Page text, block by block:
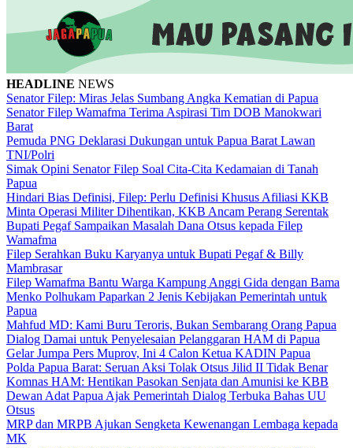
HEADLINE NEWS
Senator Filep: Miras Jelas Sumbang Angka Kematian di Papua
Senator Filep Wamafma Terima Aspirasi Tim DOB Manokwari
Barat
Pemuda PNG Deklarasi Dukungan untuk Papua Barat Lawan
TNI/Polri
Simak Opini Senator Filep Soal Cita-Cita Kedamaian di Tanah
Papua
Hindari Bias Definisi, Filep: Perlu Definisi Khusus Afiliasi KKB
Minta Operasi Militer Dihentikan, KKB Ancam Perang Serentak
Bupati Pegaf Sampaikan Masalah Dana Otsus kepada Filep
Wamafma
Filep Serahkan Buku Karyanya untuk Bupati Pegaf & Billy
Mambrasar
Filep Wamafma Bantu Warga Kampung Anggi Gida dengan Bama
Menko Polhukam Paparkan 2 Jenis Kebijakan Pemerintah untuk
Papua
Mahfud MD: Kami Buru Teroris, Bukan Sembarang Orang Papua
Dialog Damai untuk Penyelesaian Pelanggaran HAM di Papua
Gelar Jumpa Pers Muprov, Ini 4 Calon Ketua KADIN Papua
Polda Papua Barat: Seruan Aksi Tolak Otsus Jilid II Tidak Benar
Komnas HAM: Hentikan Pasokan Senjata dan Amunisi ke KBB
Dewan Adat Papua Ajak Pemerintah Dialog Terbuka Bahas UU
Otsus
MRP dan MRPB Ajukan Sengketa Kewenangan Lembaga kepada
MK